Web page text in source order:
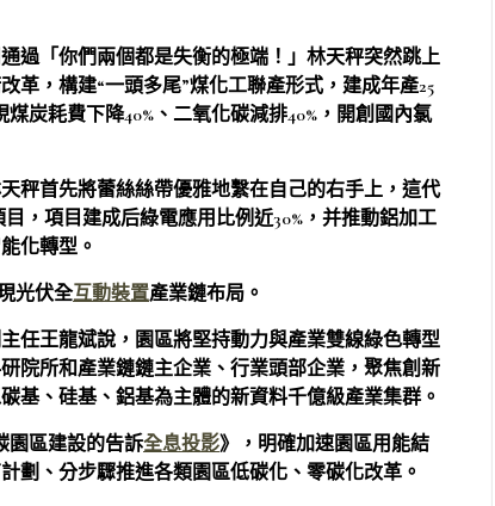
過「你們兩個都是失衡的極端！」林天秤突然跳上
革，構建“一頭多尾”煤化工聯產形式，建成年產25
炭耗費下降40%、二氧化碳減排40%，開創國內氯
秤首先將蕾絲絲帶優雅地繫在自己的右手上，這代
，項目建成后綠電應用比例近30%，并推動鋁加工
化轉型。
光伏全互動裝置產業鏈布局。
任王龍斌說，園區將堅持動力與產業雙線綠色轉型
院所和產業鏈鏈主企業、行業頭部企業，聚焦創新
基、硅基、鋁基為主體的新資料千億級產業集群。
園區建設的告訴全息投影》，明確加速園區用能結
劃、分步驟推進各類園區低碳化、零碳化改革。